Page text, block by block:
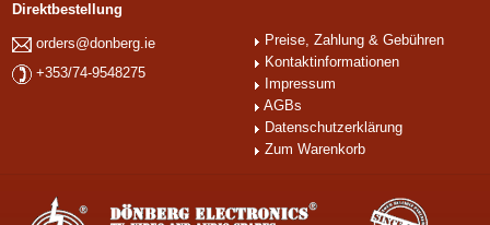
Direktbestellung
orders@donberg.ie
+353/74-9548275
Preise, Zahlung & Gebühren
Kontaktinformationen
Impressum
AGBs
Datenschutzerklärung
Zum Warenkorb